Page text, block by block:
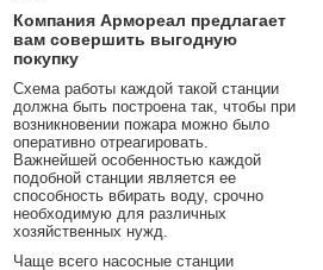
Компания Армореал предлагает
вам совершить выгодную
покупку
Схема работы каждой такой станции
должна быть построена так, чтобы при
возникновении пожара можно было
оперативно отреагировать.
Важнейшей особенностью каждой
подобной станции является ее
способность вбирать воду, срочно
необходимую для различных
хозяйственных нужд.
Чаще всего насосные станции